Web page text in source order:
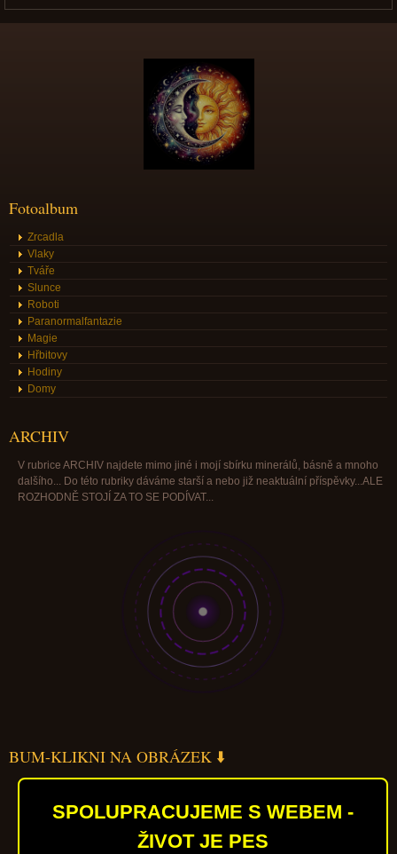
Fotoalbum
Zrcadla
Vlaky
Tváře
Slunce
Roboti
Paranormalfantazie
Magie
Hřbitovy
Hodiny
Domy
ARCHIV
V rubrice ARCHIV najdete mimo jiné i mojí sbírku minerálů, básně a mnoho
dalšího... Do této rubriky dáváme starší a nebo již neaktuální příspěvky...ALE
ROZHODNĚ STOJÍ ZA TO SE PODÍVAT...
BUM-KLIKNI NA OBRÁZEK ⬇️
SPOLUPRACUJEME S WEBEM -
ŽIVOT JE PES